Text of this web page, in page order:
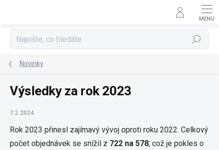
Hledat
Novinky
Výsledky za rok 2023
7.2.2024
Rok 2023 přinesl zajímavý vývoj oproti roku 2022. Celkový
počet objednávek se snížil z 722 na 578, což je pokles o